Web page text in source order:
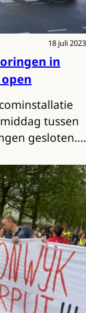
18 juli 2023
in
tussen
gesloten.…